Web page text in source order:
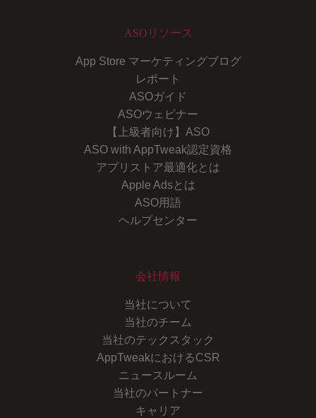
ASOリソース
App Store マーケティングブログ
レポート
ASOガイド
ASOウェビナー
【上級者向け】ASO
ASO with AppTweak認定資格
アプリストア最適化とは
Apple Adsとは
ASO用語
ヘルプセンター
会社情報
当社について
当社のチーム
当社のテックスタック
AppTweakにおけるCSR
ニュースルーム
当社のパートナー
キャリア